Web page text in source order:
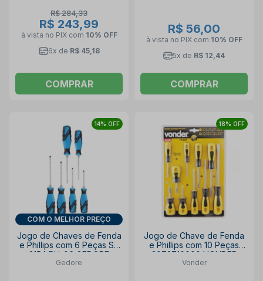
R$ 284,33
R$ 243,99
à vista no PIX com 10% OFF
6x de R$ 45,18
COMPRAR
R$ 56,00
à vista no PIX com 10% OFF
5x de R$ 12,44
COMPRAR
14% OFF
COM O MELHOR PREÇO
Jogo de Chaves de Fenda
e Phillips com 6 Peças SK
2154 PH-06 GEDORE
Gedore
18% OFF
Jogo de Chave de Fenda
e Phillips com 10 Peças
3072710000 VONDER
PLUS
Vonder